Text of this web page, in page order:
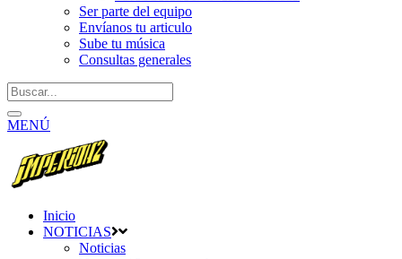
Ser parte del equipo
Envíanos tu articulo
Sube tu música
Consultas generales
MENÚ
Inicio
NOTICIAS
Noticias